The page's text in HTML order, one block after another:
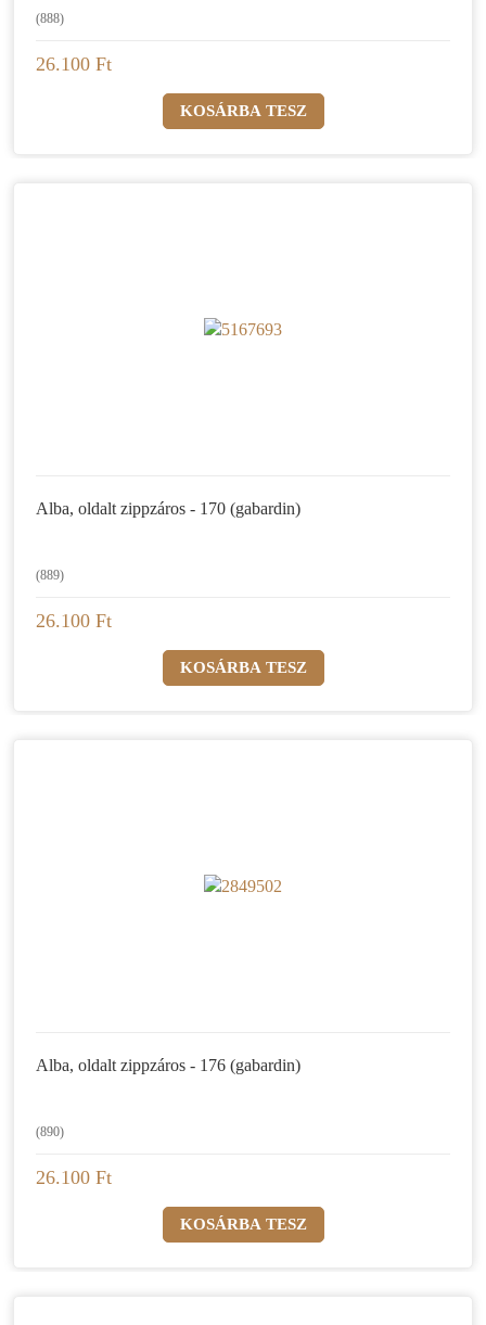
(888)
26.100 Ft
Alba, oldalt zippzáros - 170 (gabardin)
(889)
26.100 Ft
Alba, oldalt zippzáros - 176 (gabardin)
(890)
26.100 Ft